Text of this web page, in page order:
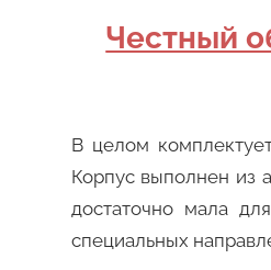
Честный
В целом
Корпус выполнен из
достаточно мала
специальных